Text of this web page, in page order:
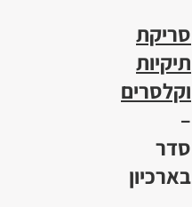
סריקת
תיקיות
וקלסרים
–
סדר
בארכיון